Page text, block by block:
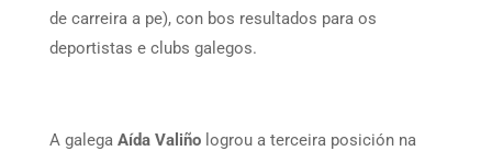
de carreira a pe), con bos resultados para os
deportistas e clubs galegos.
A galega Aída Valiñologrou a terceira posición na